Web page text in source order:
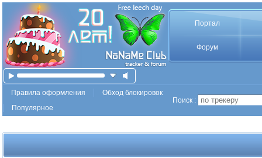
Портал
Форум
Правила оформления
Обход блокировок
Популярное
Поиск :